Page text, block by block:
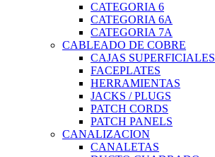
CATEGORIA 6
CATEGORIA 6A
CATEGORIA 7A
CABLEADO DE COBRE
CAJAS SUPERFICIALES
FACEPLATES
HERRAMIENTAS
JACKS / PLUGS
PATCH CORDS
PATCH PANELS
CANALIZACION
CANALETAS